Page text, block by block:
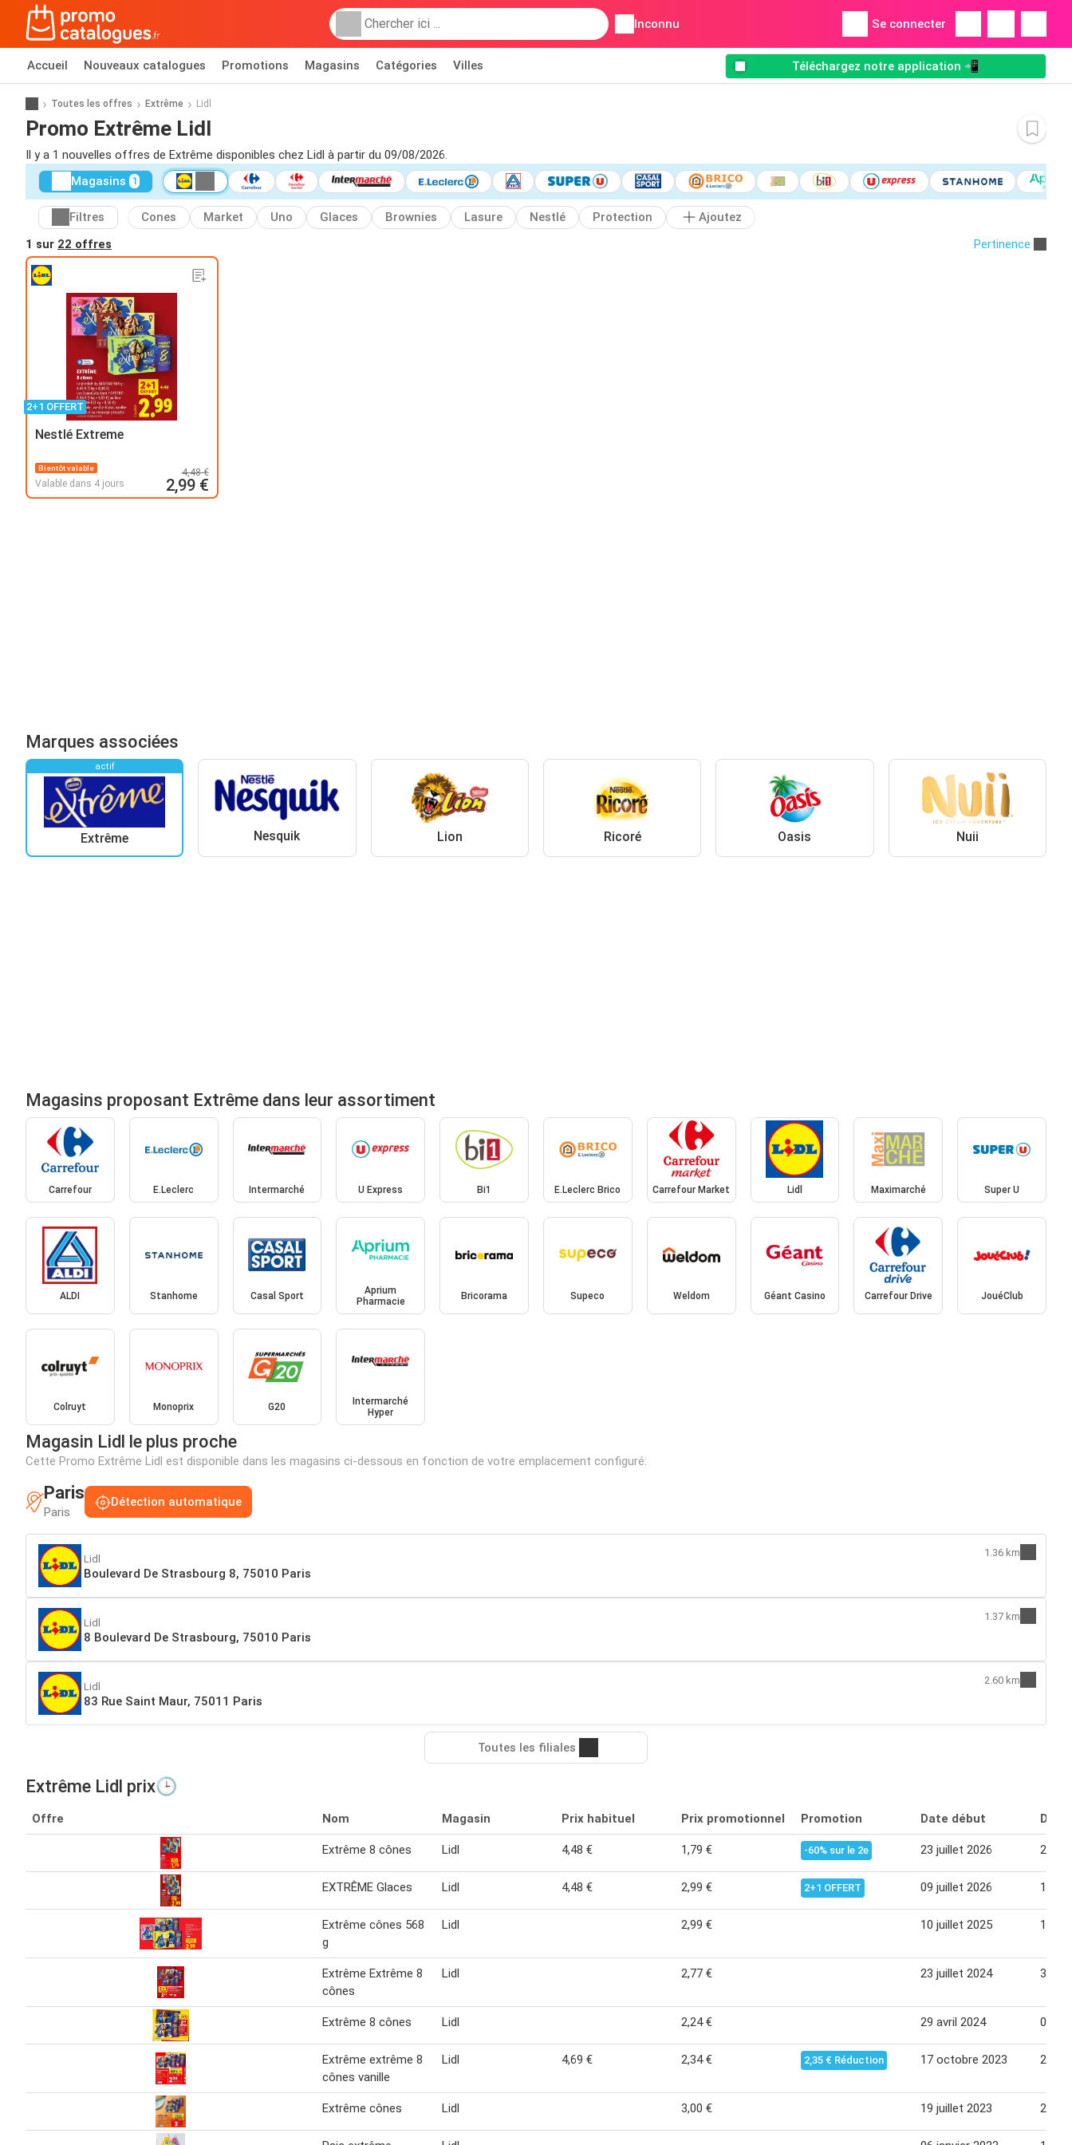
Inconnu Se connecter
Accueil Nouveaux catalogues Promotions Magasins Catégories Villes Téléchargez notre application 📲
Toutes les offres Extrême Lidl
Promo Extrême Lidl
Il y a 1 nouvelles offres de Extrême disponibles chez Lidl à partir du 09/08/2026.
Magasins 1
Filtres Cones Market Uno Glaces Brownies Lasure Nestlé Protection
Ajoutez
1 sur 22 offres Pertinence
2+1 OFFERT
Nestlé Extreme
Bientôt valable
Valable dans 4 jours
4,48 €
2,99 €
Marques associées
actif
Extrême Nesquik Lion Ricoré Oasis Nuii
Magasins proposant Extrême dans leur assortiment
Carrefour E.Leclerc Intermarché U Express Bi1 E.Leclerc Brico Carrefour Market Lidl Maximarché Super U
ALDI Stanhome Casal Sport
Aprium
Pharmacie
Bricorama Supeco Weldom Géant Casino Carrefour Drive JouéClub
Colruyt Monoprix G20
Intermarché
Hyper
Magasin Lidl le plus proche
Cette Promo Extrême Lidl est disponible dans les magasins ci-dessous en fonction de votre emplacement configuré:
Paris
Paris
Détection automatique
Lidl
Boulevard De Strasbourg 8, 75010 Paris
1.36 km
Lidl
8 Boulevard De Strasbourg, 75010 Paris
1.37 km
Lidl
83 Rue Saint Maur, 75011 Paris
2.60 km
Toutes les filiales
Extrême Lidl prix🕒
Offre Nom Magasin Prix habituel Prix promotionnel Promotion Date début Date
Extrême 8 cônes Lidl 4,48 € 1,79 € -60% sur le 2e 23 juillet 2026 29
EXTRÊME Glaces Lidl 4,48 € 2,99 € 2+1 OFFERT 09 juillet 2026 15
Extrême cônes 568
g
Lidl 2,99 € 10 juillet 2025 16
Extrême Extrême 8
cônes
Lidl 2,77 € 23 juillet 2024 30
Extrême 8 cônes Lidl 2,24 € 29 avril 2024 07
Extrême extrême 8
cônes vanille
Lidl 4,69 € 2,34 € 2,35 € Réduction 17 octobre 2023 24
Extrême cônes Lidl 3,00 € 19 juillet 2023 25